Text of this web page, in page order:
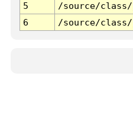
5
/source/
6
/source/